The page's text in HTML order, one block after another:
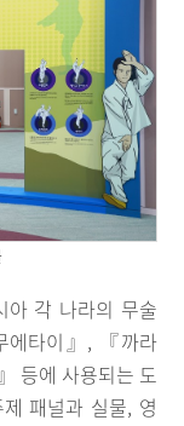
아 각 나라의 무술
에타이』, 『까라
등에 사용되는 도
패널과 실물, 영